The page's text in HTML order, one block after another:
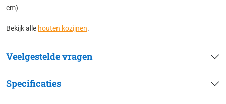
cm)
Bekijk alle houten kozijnen.
Veelgestelde vragen
Specificaties